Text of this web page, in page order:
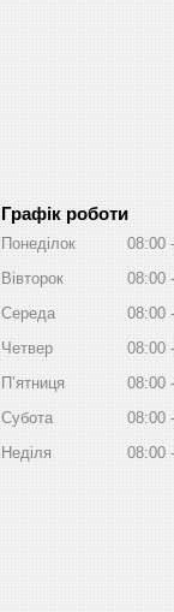
Графік роботи
Понеділок 08:00
Вівторок
08:00
Середа
08:00
Четвер
08:00
Пʼятниця
08:00
Субота
08:00
Неділя
08:00